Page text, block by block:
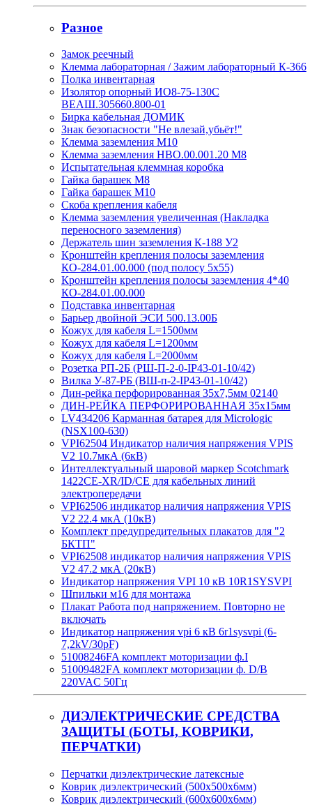
Разное
Замок реечный
Клемма лабораторная / Зажим лабораторный К-366
Полка инвентарная
Изолятор опорный ИО8-75-130С
ВЕАШ.305660.800-01
Бирка кабельная ДОМИК
Знак безопасности "Не влезай,убьёт!"
Клемма заземления М10
Клемма заземления НВО.00.001.20 М8
Испытательная клеммная коробка
Гайка барашек М8
Гайка барашек М10
Скоба крепления кабеля
Клемма заземления увеличенная (Накладка
переносного заземления)
Держатель шин заземления К-188 У2
Кронштейн крепления полосы заземления
КО-284.01.00.000 (под полосу 5х55)
Кронштейн крепления полосы заземления 4*40
КО-284.01.00.000
Подставка инвентарная
Барьер двойной ЭСИ 500.13.00Б
Кожух для кабеля L=1500мм
Кожух для кабеля L=1200мм
Кожух для кабеля L=2000мм
Розетка РП-2Б (РШ-П-2-0-IР43-01-10/42)
Вилка У-87-РБ (ВШ-п-2-IP43-01-10/42)
Дин-рейка перфорированная 35х7,5мм 02140
ДИН-РЕЙКА ПЕРФОРИРОВАННАЯ 35х15мм
LV434206 Карманная батарея для Micrologic
(NSX100-630)
VPI62504 Индикатор наличия напряжения VPIS
V2 10.7мкА (6кВ)
Интеллектуальный шаровой маркер Scotchmark
1422CE-XR/ID/CE для кабельных линий
электропередачи
VPI62506 индикатор наличия напряжения VPIS
V2 22.4 мкА (10кВ)
Комплект предупредительных плакатов для "2
БКТП"
VPI62508 индикатор наличия напряжения VPIS
V2 47.2 мкА (20кВ)
Индикатор напряжения VPI 10 кВ 10R1SYSVPI
Шпильки м16 для монтажа
Плакат Работа под напряжением. Повторно не
включать
Индикатор напряжения vpi 6 кВ 6r1sysvpi (6-
7,2kV/30pF)
51008246FA комплект моторизации ф.I
51009482FА комплект моторизации ф. D/B
220VAC 50Гц
ДИЭЛЕКТРИЧЕСКИЕ СРЕДСТВА
ЗАЩИТЫ (БОТЫ, КОВРИКИ,
ПЕРЧАТКИ)
Перчатки диэлектрические латексные
Коврик диэлектрический (500х500х6мм)
Коврик диэлектрический (600х600х6мм)